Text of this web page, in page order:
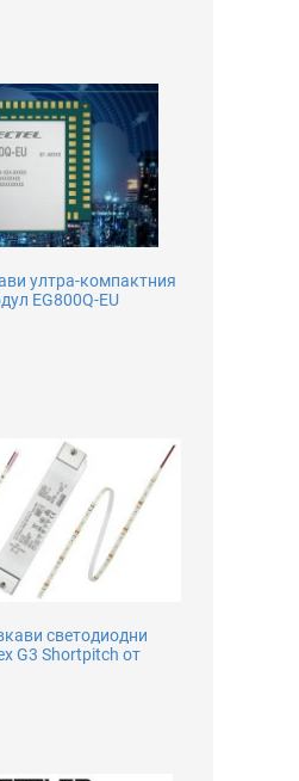
ултра-компактния
EG800Q-EU
светодиодни
G3 Shortpitch от